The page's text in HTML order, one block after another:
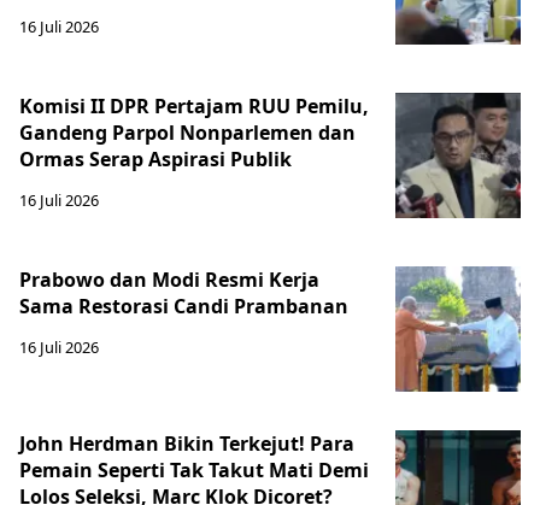
16 Juli 2026
Komisi II DPR Pertajam RUU Pemilu,
Gandeng Parpol Nonparlemen dan
Ormas Serap Aspirasi Publik
16 Juli 2026
Prabowo dan Modi Resmi Kerja
Sama Restorasi Candi Prambanan
16 Juli 2026
John Herdman Bikin Terkejut! Para
Pemain Seperti Tak Takut Mati Demi
Lolos Seleksi, Marc Klok Dicoret?